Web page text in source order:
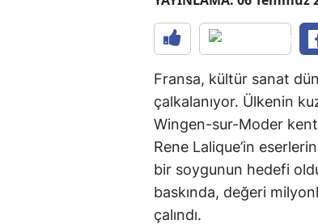
Fransa, kültür sanat
çalkalanıyor. Ülkenin
Wingen-sur-Moder
Rene Lalique’in
bir soygunun hedefi
baskında, değeri
çalındı.